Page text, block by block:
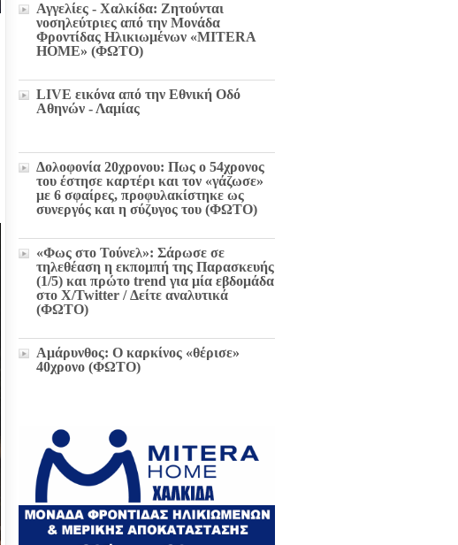
Αγγελίες - Χαλκίδα: Ζητούνται
νοσηλεύτριες από την Μονάδα
Φροντίδας Ηλικιωμένων «MITERA
HOME» (ΦΩΤΟ)
LIVE εικόνα από την Εθνική Οδό
Αθηνών - Λαμίας
Δολοφονία 20χρονου: Πως ο 54χρονος
του έστησε καρτέρι και τον «γάζωσε»
με 6 σφαίρες, προφυλακίστηκε ως
συνεργός και η σύζυγος του (ΦΩΤΟ)
«Φως στο Τούνελ»: Σάρωσε σε
τηλεθέαση η εκπομπή της Παρασκευής
(1/5) και πρώτο trend για μία εβδομάδα
στο X/Twitter / Δείτε αναλυτικά
(ΦΩΤΟ)
Αμάρυνθος: Ο καρκίνος «θέρισε»
40χρονο (ΦΩΤΟ)
παρελθόν και μέλλον / Αποκλειστικά
στο EviaZoom.gr: Η ένορκη κατάθεση
πρώην Εισαγγελέα Χαλκίδας:
«Διεφθαρμένοι στη Χαλκίδα όλοι οι
διοικούντες δημόσιοι λειτουργοί...»
(ΕΓΓΡΑΦΑ)